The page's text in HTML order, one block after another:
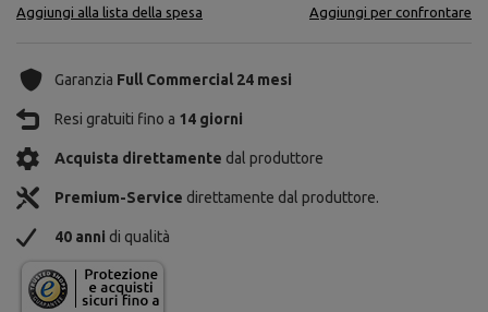
Aggiungi alla lista della spesa Aggiungi per confrontare
Garanzia Full Commercial 24 mesi
Resi gratuiti fino a 14 giorni
Acquista direttamente dal produttore
Premium-Service direttamente dal produttore.
40 anni di qualità